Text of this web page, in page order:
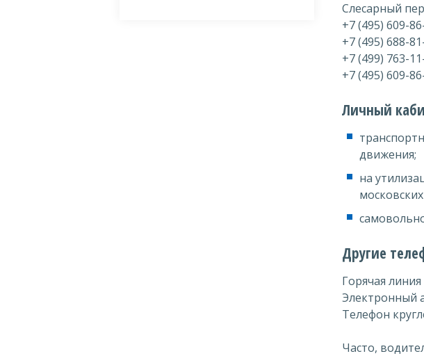
Слесарный
+7 (495) 609-
+7 (495) 688-
+7 (499) 763-
+7 (495) 609-
Личный
движения;
на
Другие
Горячая
Электронный
Телефон
Часто,